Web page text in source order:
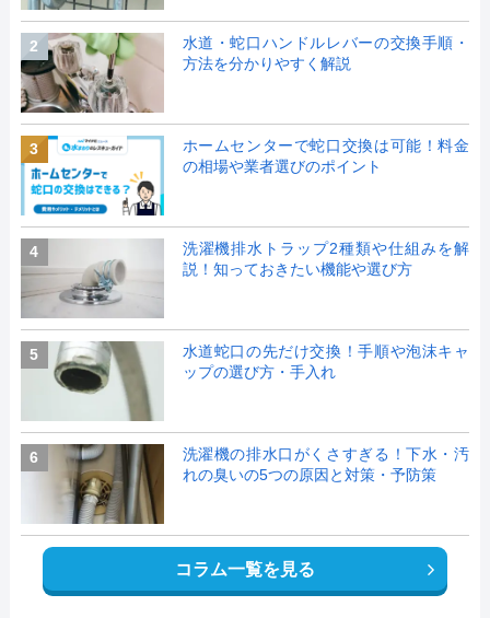
2
水道・蛇口ハンドルレバーの交換手順・
方法を分かりやすく解説
3
ホームセンターで蛇口交換は可能！料金
の相場や業者選びのポイント
4
洗濯機排水トラップ2種類や仕組みを解
説！知っておきたい機能や選び方
5
水道蛇口の先だけ交換！手順や泡沫キャ
ップの選び方・手入れ
6
洗濯機の排水口がくさすぎる！下水・汚
れの臭いの5つの原因と対策・予防策
コラム一覧を見る